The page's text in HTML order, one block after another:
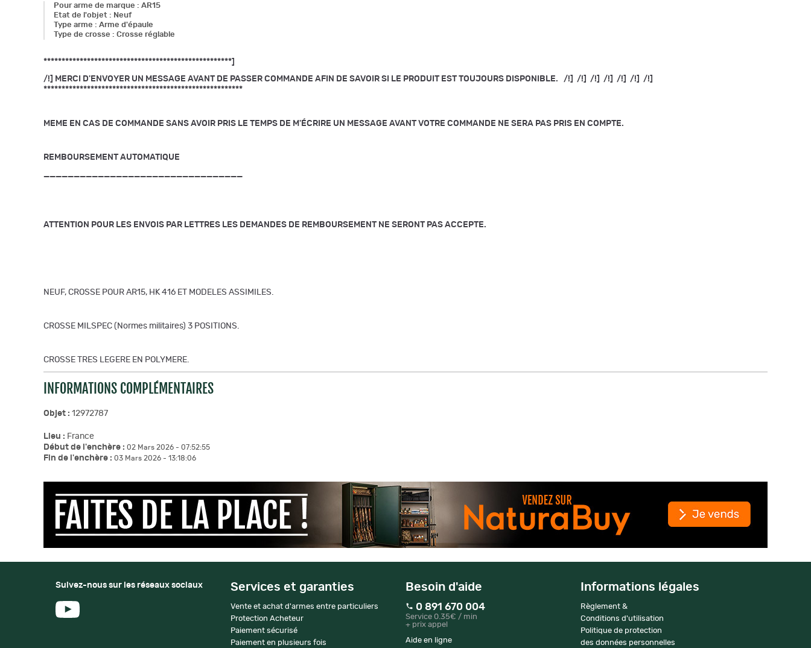
Pour arme de marque : AR15
Etat de l'objet : Neuf
Type arme : Arme d'épaule
Type de crosse : Crosse réglable
****************************************************]
/!] MERCI D'ENVOYER UN MESSAGE AVANT DE PASSER COMMANDE AFIN DE SAVOIR SI LE PRODUIT EST TOUJOURS DISPONIBLE. /!] /!] /!] /!] /!] /!] /!]
*******************************************************
MEME EN CAS DE COMMANDE SANS AVOIR PRIS LE TEMPS DE M'ÉCRIRE UN MESSAGE AVANT VOTRE COMMANDE NE SERA PAS PRIS EN COMPTE.
REMBOURSEMENT AUTOMATIQUE
_________________________________
ATTENTION POUR LES ENVOIS PAR LETTRES LES DEMANDES DE REMBOURSEMENT NE SERONT PAS ACCEPTE.
NEUF, CROSSE POUR AR15, HK 416 ET MODELES ASSIMILES.
CROSSE MILSPEC (Normes militaires) 3 POSITIONS.
CROSSE TRES LEGERE EN POLYMERE.
INFORMATIONS COMPLÉMENTAIRES
Objet : 12972787
Lieu : France
Début de l'enchère : 02 Mars 2026 - 07:52:55
Fin de l'enchère : 03 Mars 2026 - 13:18:06
Suivez-nous sur les réseaux sociaux Services et garanties
Vente et achat d'armes entre particuliers
Protection Acheteur
Paiement sécurisé
Paiement en plusieurs fois
Besoin d'aide
0 891 670 004
Service 0.35€ / min
+ prix appel
Aide en ligne
Informations légales
Règlement &
Conditions d'utilisation
Politique de protection
des données personnelles